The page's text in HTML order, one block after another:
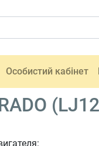
Особистий кабінет